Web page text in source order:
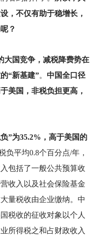
，不仅有助于稳增长，
？
大国竞争，减税降费势在
“新基建”。 中国全口径
美国，非税负担更高，
”为35.2%，高于美国的
负平均0.8个百分点/年，
包括了一般公共预算收
收入以及社会保险基金
量税收由企业缴纳。中
税收的征收对象以个人
所得税之和占财政收入